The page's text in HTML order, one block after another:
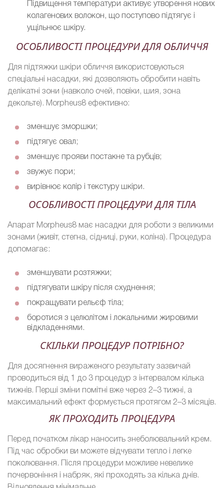
Підвищення температури активує утворення нових
колагенових волокон, що поступово підтягує і
ущільнює шкіру.
ОСОБЛИВОСТІ ПРОЦЕДУРИ ДЛЯ ОБЛИЧЧЯ
Для підтяжки шкіри обличчя використовуються
спеціальні насадки, які дозволяють обробити навіть
делікатні зони (навколо очей, повіки, шия, зона
декольте). Morpheus8 ефективно:
зменшує зморшки;
підтягує овал;
зменшує прояви постакне та рубців;
звужує пори;
вирівнює колір і текстуру шкіри.
ОСОБЛИВОСТІ ПРОЦЕДУРИ ДЛЯ ТІЛА
Апарат Morpheus8 має насадки для роботи з великими
зонами (живіт, стегна, сідниці, руки, коліна). Процедура
допомагає:
зменшувати розтяжки;
підтягувати шкіру після схуднення;
покращувати рельєф тіла;
боротися з целюлітом і локальними жировими
відкладеннями.
СКІЛЬКИ ПРОЦЕДУР ПОТРІБНО?
Для досягнення вираженого результату зазвичай
проводиться від 1 до 3 процедур з інтервалом кілька
тижнів. Перші зміни помітні вже через 2–3 тижні, а
максимальний ефект формується протягом 2–3 місяців.
ЯК ПРОХОДИТЬ ПРОЦЕДУРА
Перед початком лікар наносить знеболювальний крем.
Під час обробки ви можете відчувати тепло і легке
поколювання. Після процедури можливе невелике
почервоніння і набряк, які проходять за кілька днів.